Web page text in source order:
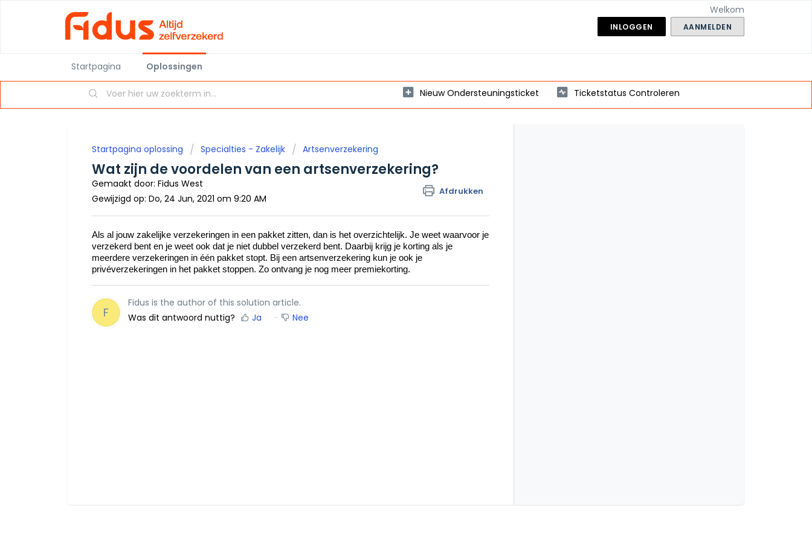
Welkom
INLOGGEN AANMELDEN
Startpagina Oplossingen
Nieuw Ondersteuningsticket Ticketstatus Controleren
Startpagina oplossing Specialties - Zakelijk Artsenverzekering
Wat zijn de voordelen van een artsenverzekering?
Afdrukken
Gemaakt door: Fidus West
Gewijzigd op: Do, 24 Jun, 2021 om 9:20 AM
Als al jouw zakelijke verzekeringen in een pakket zitten, dan is het overzichtelijk. Je weet waarvoor je
verzekerd bent en je weet ook dat je niet dubbel verzekerd bent. Daarbij krijg je korting als je
meerdere verzekeringen in één pakket stopt. Bij een artsenverzekering kun je ook je
privéverzekeringen in het pakket stoppen. Zo ontvang je nog meer premiekorting.
F
Fidus is the author of this solution article.
Was dit antwoord nuttig?
Ja Nee